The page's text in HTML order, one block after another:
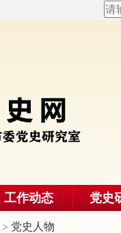
工作动态 党史
> 党史人物